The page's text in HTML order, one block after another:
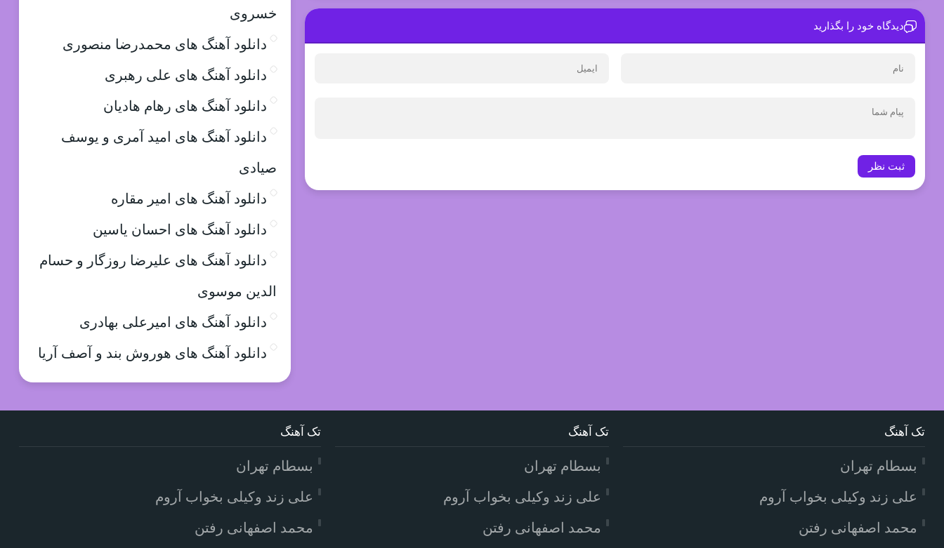
دیدگاه خود را بگذارید
ثبت نظر
خسروی
دانلود آهنگ های محمدرضا منصوری
دانلود آهنگ های علی رهبری
دانلود آهنگ های رهام هادیان
دانلود آهنگ های امید آمری و یوسف
صیادی
دانلود آهنگ های امیر مقاره
دانلود آهنگ های احسان یاسین
دانلود آهنگ های علیرضا روزگار و حسام
الدین موسوی
دانلود آهنگ های امیرعلی بهادری
دانلود آهنگ های هوروش بند و آصف آریا
تک آهنگ
بسطام تهران
علی زند وکیلی بخواب آروم
محمد اصفهانی رفتن
تک آهنگ
بسطام تهران
علی زند وکیلی بخواب آروم
محمد اصفهانی رفتن
تک آهنگ
بسطام تهران
علی زند وکیلی بخواب آروم
محمد اصفهانی رفتن